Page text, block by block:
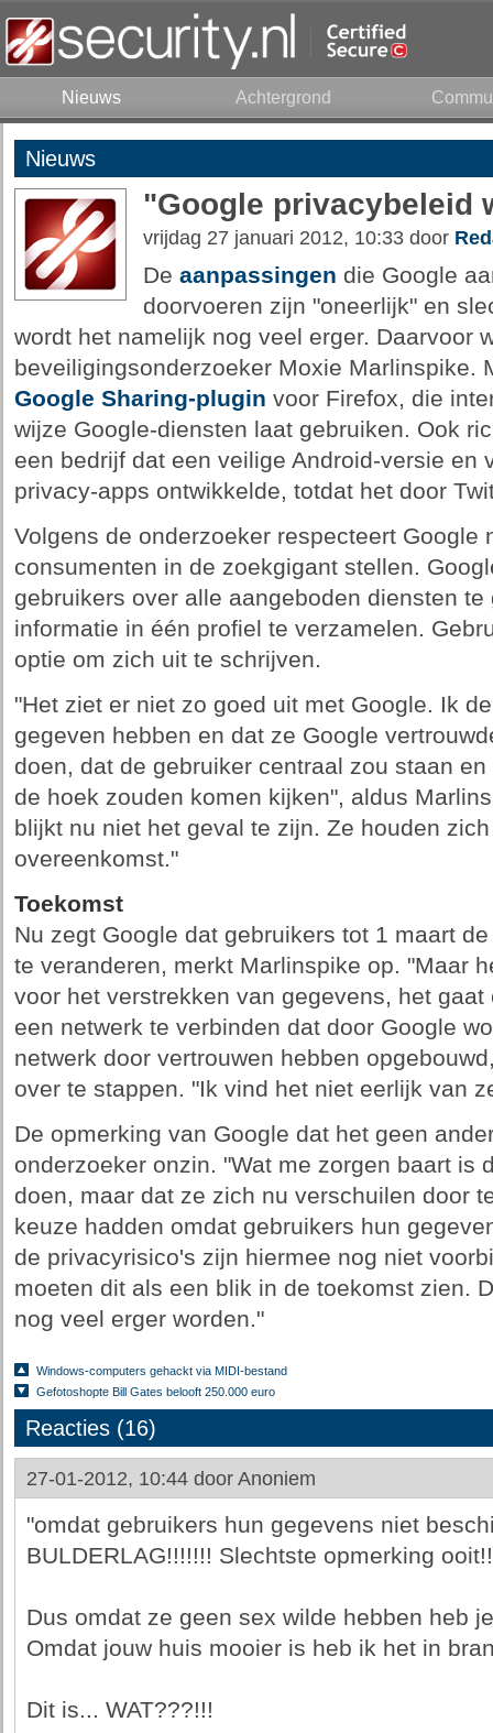
Nieuws Achtergrond
Nieuws
"Google privacybeleid
vrijdag 27 januari 2012, 10:33 door
De aanpassingen die Google
doorvoeren zijn "oneerlijk" en
wordt het namelijk nog veel erger. Daarvoor
beveiligingsonderzoeker Moxie Marlinspike.
Google Sharing-plugin voor Firefox, die
wijze Google-diensten laat gebruiken. Ook
een bedrijf dat een veilige Android-versie en
privacy-apps ontwikkelde, totdat het door
Volgens de onderzoeker respecteert Google
consumenten in de zoekgigant stellen.
gebruikers over alle aangeboden diensten
informatie in één profiel te verzamelen.
optie om zich uit te schrijven.
"Het ziet er niet zo goed uit met Google. Ik
gegeven hebben en dat ze Google
doen, dat de gebruiker centraal zou staan
de hoek zouden komen kijken", aldus
blijkt nu niet het geval te zijn. Ze houden
overeenkomst."
Toekomst
Nu zegt Google dat gebruikers tot 1 maart
te veranderen, merkt Marlinspike op. "Maar
voor het verstrekken van gegevens, het
een netwerk te verbinden dat door Google
netwerk door vertrouwen hebben
over te stappen. "Ik vind het niet eerlijk van
De opmerking van Google dat het geen
onderzoeker onzin. "Wat me zorgen baart is
doen, maar dat ze zich nu verschuilen door
keuze hadden omdat gebruikers hun
de privacyrisico's zijn hiermee nog niet
moeten dit als een blik in de toekomst zien.
nog veel erger worden."
Windows-computers gehackt via MIDI-bestand
Gefotoshopte Bill Gates belooft 250.000 euro
Reacties (16)
27-01-2012, 10:44 door Anoniem
"omdat gebruikers hun gegevens niet
BULDERLAG!!!!!!! Slechtste opmerking ooit!!
Dus omdat ze geen sex wilde hebben heb
Omdat jouw huis mooier is heb ik het in
Dit is... WAT???!!!